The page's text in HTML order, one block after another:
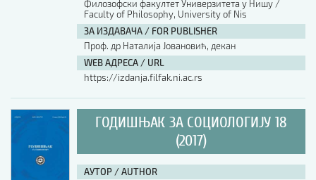
Филозофски факултет Универзитета у Нишу /
Faculty of Philosophy, University of Nis
ЗА ИЗДАВАЧА / FOR PUBLISHER
Проф. др Наталија Јовановић, декан
WEB АДРЕСА / URL
https://izdanja.filfak.ni.ac.rs
ГОДИШЊАК ЗА СОЦИОЛОГИЈУ 18
(2017)
АУТОР / AUTHOR